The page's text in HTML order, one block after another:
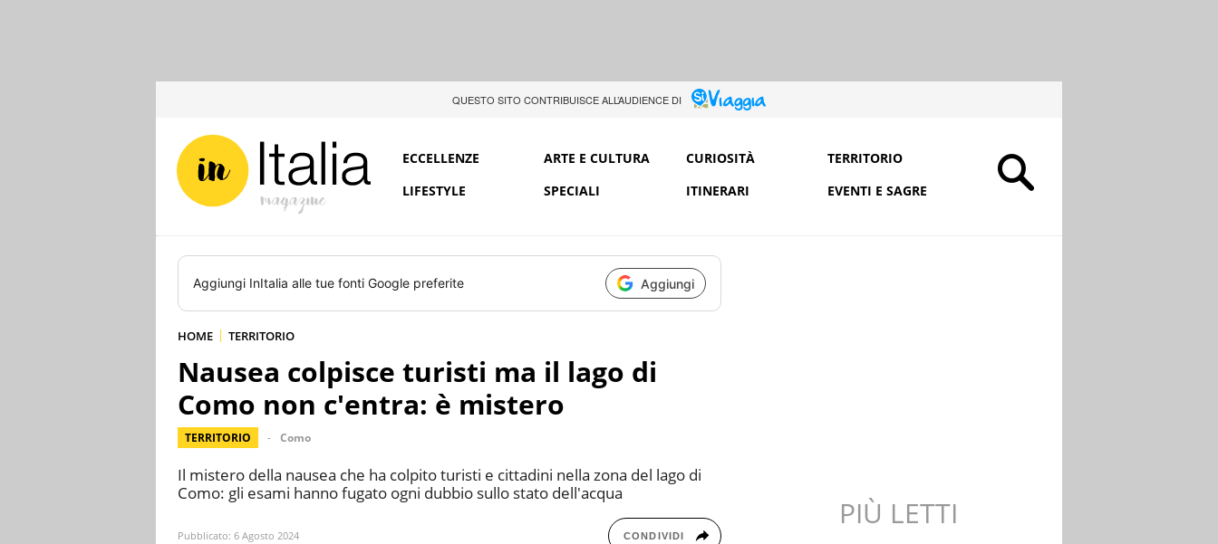
QUESTO SITO CONTRIBUISCE ALL’AUDIENCE DI
ECCELLENZE ARTE E CULTURA CURIOSITÀ
TERRITORIO
LIFESTYLE
SPECIALI ITINERARI EVENTI E SAGRE
Aggiungi InItalia alle tue fonti Google preferite Aggiungi
HOME TERRITORIO
Nausea colpisce turisti ma il lago di
Como non c'entra: è mistero
TERRITORIO Como
Il mistero della nausea che ha colpito turisti e cittadini nella zona del lago di
Como: gli esami hanno fugato ogni dubbio sullo stato dell'acqua
Pubblicato: 6 Agosto 2024 CONDIVIDI
PIÙ LETTI